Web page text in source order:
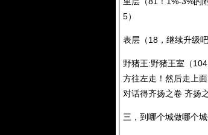
5）
表层（18，继续升级
野猪王:野猪王室（
方往左走！然后走上
对话得齐扬之卷 齐扬
三，到哪个城做哪个